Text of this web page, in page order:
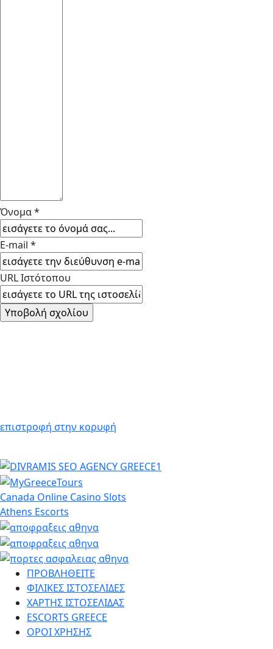
Όνομα *
E-mail *
URL Ιστότοπου
επιστροφή στην κορυφή
Canada Online Casino Slots
Athens Escorts
ΠΡΟΒΛΗΘΕΙΤΕ
ΦΙΛΙΚΕΣ ΙΣΤΟΣΕΛΙΔΕΣ
ΧΑΡΤΗΣ ΙΣΤΟΣΕΛΙΔΑΣ
ESCORTS GREECE
ΟΡΟΙ ΧΡΗΣΗΣ